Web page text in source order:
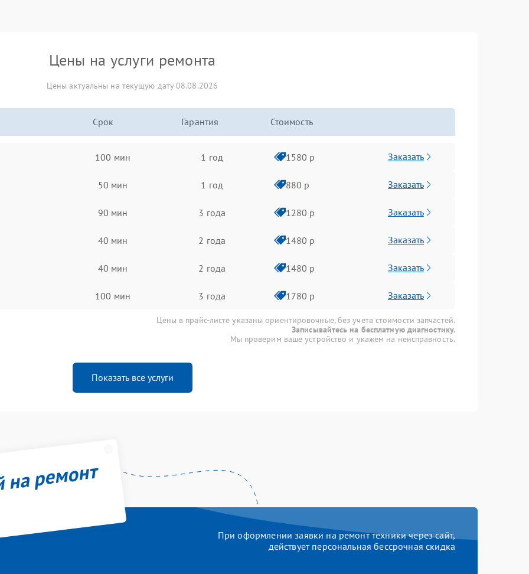
Цены на услуги ремонта
Цены актуальны на текущую дату 08.08.2026
Срок Гарантия Стоимость
100 мин 1 год 1580 р Заказать
50 мин 1 год 880 р Заказать
90 мин 3 года 1280 р Заказать
40 мин 2 года 1480 р Заказать
40 мин 2 года 1480 р Заказать
100 мин 3 года 1780 р Заказать
Цены в прайс-листе указаны ориентировочные, без учета стоимости запчастей.
Записывайтесь на бесплатную диагностику.
Мы проверим ваше устройство и укажем на неисправность.
Показать все услуги
ремонт
При оформлении заявки на ремонт техники через сайт,
действует персональная бессрочная скидка